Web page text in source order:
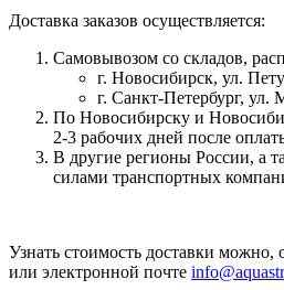
Доставка заказов осуществляется:
Самовывозом со складов,
г. Новосибирск, ул.
г. Санкт-Петербург, ул.
По Новосибирску и
2-3 рабочих дней после
В другие регионы России, а
силами транспортных
Узнать стоимость доставки можно,
или электронной почте